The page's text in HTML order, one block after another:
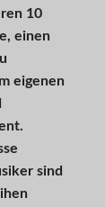
10
einen
eigenen
sind